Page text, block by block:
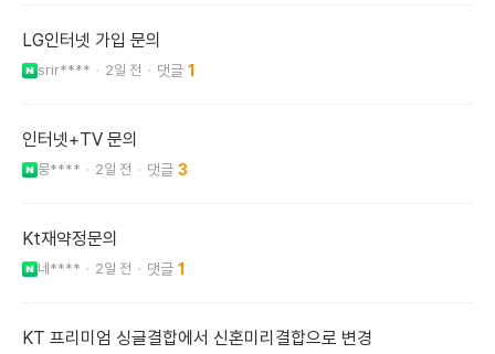
LG인터넷 가입 문의
srir**** 2일 전 1
인터넷+TV 문의
뭉**** 2일 전 3
Kt재약정문의
네**** 2일 전 1
KT 프리미엄 싱글결합에서 신혼미리결합으로 변경